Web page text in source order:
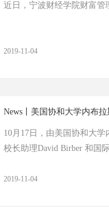
近日，宁波财经学院财富管
2019-11-04
News丨美国协和大学内布
10月17日，由美国协和大
校长助理David Birber 和国
2019-11-04